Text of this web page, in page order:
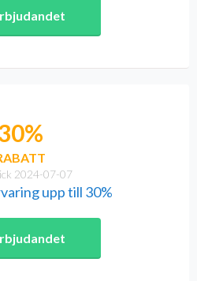
2024-07-07
upp till 30%